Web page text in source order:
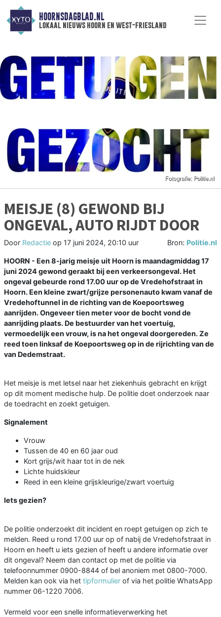
HOORNSDAGBLAD.NL
lokaal nieuws hoorn en west-friesland
MEISJE (8) GEWOND BIJ
ONGEVAL, AUTO RIJDT DOOR
Door Redactie op 17 juni 2024, 20:10 uur Bron: Politie.nl
HOORN - Een 8-jarig meisje uit Hoorn is maandagmiddag 17
juni 2024 gewond geraakt bij een verkeersongeval. Het
ongeval gebeurde rond 17.00 uur op de Vredehofstraat in
Hoorn. Een kleine zwart/grijze personenauto kwam vanaf de
Vredehoftunnel in de richting van de Koepoortsweg
aanrijden. Ongeveer tien meter voor de bocht vond de
aanrijding plaats. De bestuurder van het voertuig,
vermoedelijk een vrouw, is na het ongeval doorgereden. Ze
reed toen linksaf de Koepoortsweg op in de rijrichting van de
van Dedemstraat.
Het meisje is met letsel naar het ziekenhuis gebracht en krijgt
op dit moment medische hulp. De politie doet onderzoek naar
de toedracht en zoekt getuigen.
Signalement
Vrouw
Tussen de 40 en 60 jaar oud
Kort grijs/wit haar tot in de nek
Lichte huidskleur
Reed in een kleine grijskleurige/zwart voertuig
Iets gezien?
De politie onderzoekt dit incident en roept getuigen op zich te
melden. Reed u rond 17.00 uur op of nabij de Vredehofstraat in
Hoorn en heeft u iets gezien of heeft u andere informatie over
dit ongeval? Neem dan contact op met de politie via
telefoonnummer 0900-8844 of bel anoniem met 0800-7000.
Melden kan ook via het tipformulier of via het politie WhatsApp
nummer 06-1220 7006.
Vermeld voor een snelle informatieverwerking het